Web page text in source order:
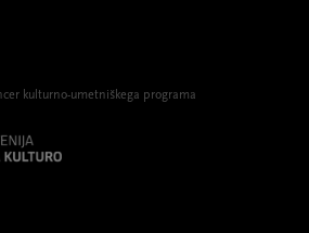
kulturno-umetniškega programa